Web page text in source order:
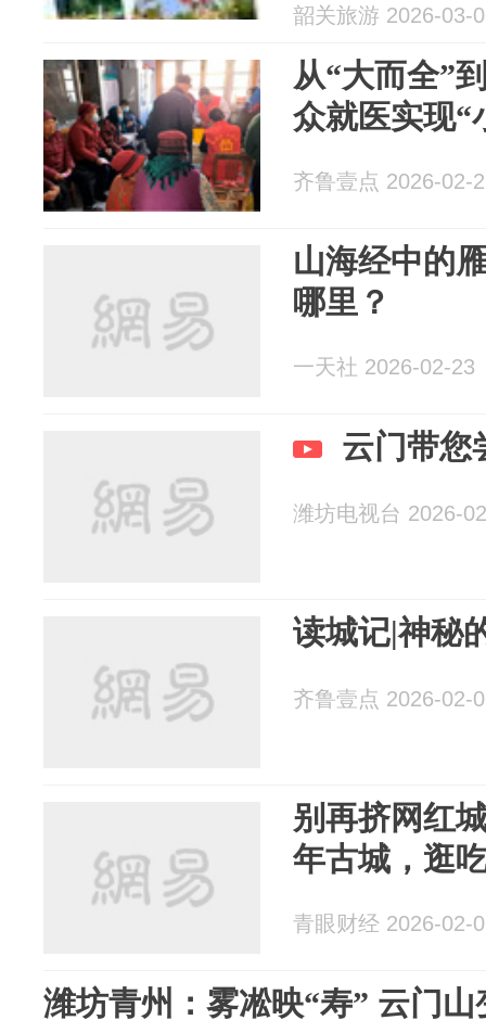
韶关旅游 2026-03-
从“大而全”
众就医实现“
齐鲁壹点 2026-02-
山海经中的
哪里？
一天社 2026-02-23
云门带您
潍坊电视台 2026-
读城记|神秘
齐鲁壹点 2026-02-
别再挤网红
年古城，逛
青眼财经 2026-02-
潍坊青州：雾凇映“寿” 云门山